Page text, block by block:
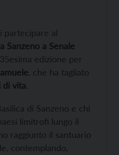
partecipare al
Sanzeno a Senale
edizione per
, che ha tagliato
di vita.
di Sanzeno e chi
limitrofi lungo il
raggiunto il santuario
contemplando,